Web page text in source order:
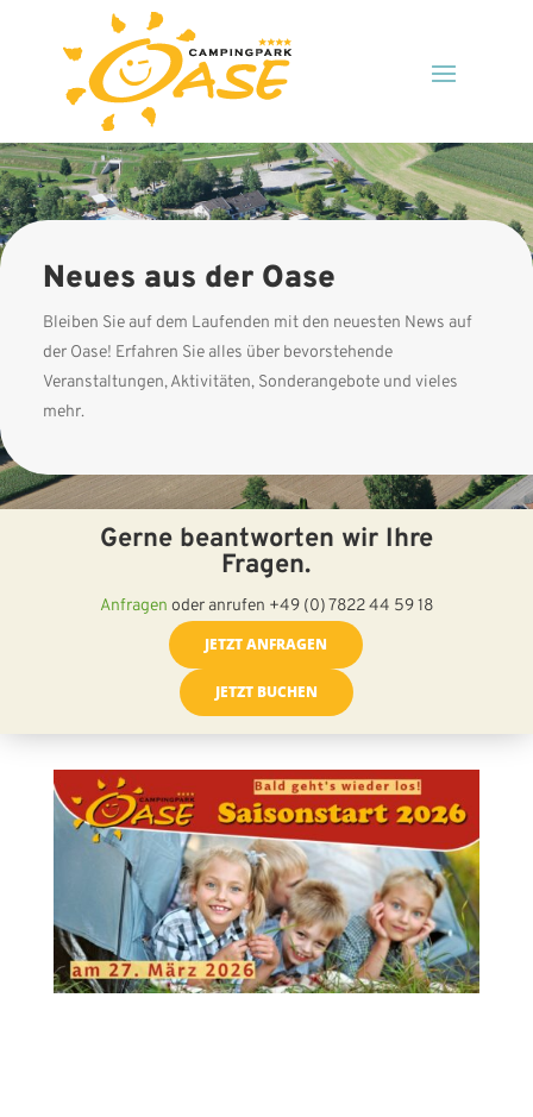
Neues aus der Oase
Bleiben Sie auf dem Laufenden mit den neuesten News auf
der Oase! Erfahren Sie alles über bevorstehende
Veranstaltungen, Aktivitäten, Sonderangebote und vieles
mehr.
Gerne beantworten wir Ihre
Fragen.
Anfragen oder anrufen +49 (0) 7822 44 59 18
JETZT ANFRAGEN
JETZT BUCHEN